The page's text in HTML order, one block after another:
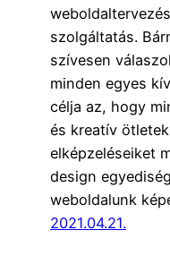
szolgáltatás.
szívesen
minden egyes
célja az, hogy
és kreatív
elképzeléseiket
design
weboldalunk
2021.04.21.